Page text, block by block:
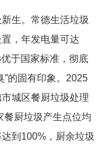
生。常德生活垃圾
，年发电量可达
于国家标准，彻底
”的固有印象。2025
城区餐厨垃圾处理
餐厨垃圾产生点位均
到100%，厨余垃圾